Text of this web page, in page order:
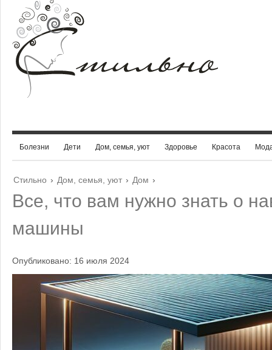
Болезни Дети Дом, семья, уют Здоровье Красота
Стильно › Дом, семья, уют › Дом ›
Все, что вам нужно знать о
машины
Опубликовано: 16 июля 2024